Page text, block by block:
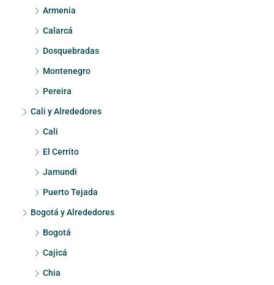
Armenia
Calarcá
Dosquebradas
Montenegro
Pereira
Cali y Alrededores
Cali
El Cerrito
Jamundi
Puerto Tejada
Bogotá y Alrededores
Bogotá
Cajicá
Chia